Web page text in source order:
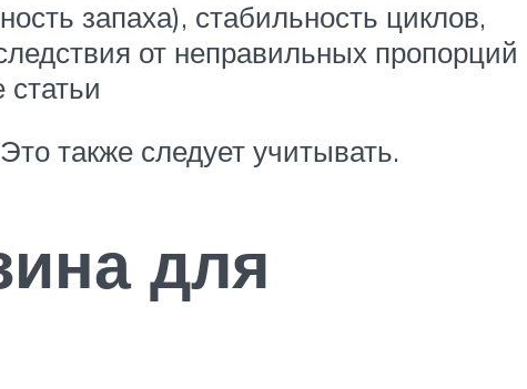
запаха), стабильность циклов,
от неправильных пропорций
также следует учитывать.
для